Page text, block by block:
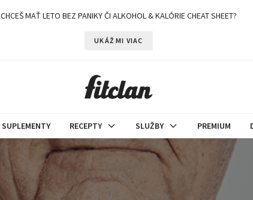
CHCEŠ MAŤ LETO BEZ PANIKY ČI ALKOHOL & KALÓRIE CHEAT SHEET?
UKÁŽ MI VIAC
SUPLEMENTY RECEPTY SLUŽBY PREMIUM